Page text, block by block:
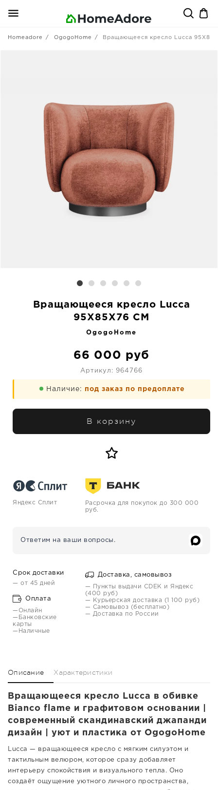
Homeadore OgogoHome Вращающееся кресло Lucca
Вращающееся кресло Lucca
95X85X76 CM
OgogoHome
66 000 руб
Артикул: 964766
Наличие: под заказ по предоплате
В корзину
Яндекс Сплит
Расрочка для покупок до 300 000
руб.
Ответим на ваши вопросы.
Срок доставки
— от 45 дней
Оплата
—Онлайн
—Банковские
карты
—Наличные
Доставка, самовывоз
— Пункты выдачи CDEK и Яндекс
(400 руб)
— Курьерская доставка (1 100 руб)
— Самовывоз (бесплатно)
— Доставка по России
Описание Характеристики
Вращающееся кресло Lucca в обивке
Bianco flame и графитовом основании |
современный скандинавский джапанди
дизайн | уют и пластика от OgogoHome
Lucca — вращающееся кресло с мягким силуэтом и
тактильным велюром, которое сразу добавляет
интерьеру спокойствия и визуального тепла. Оно
создаёт ощущение уютного личного пространства,